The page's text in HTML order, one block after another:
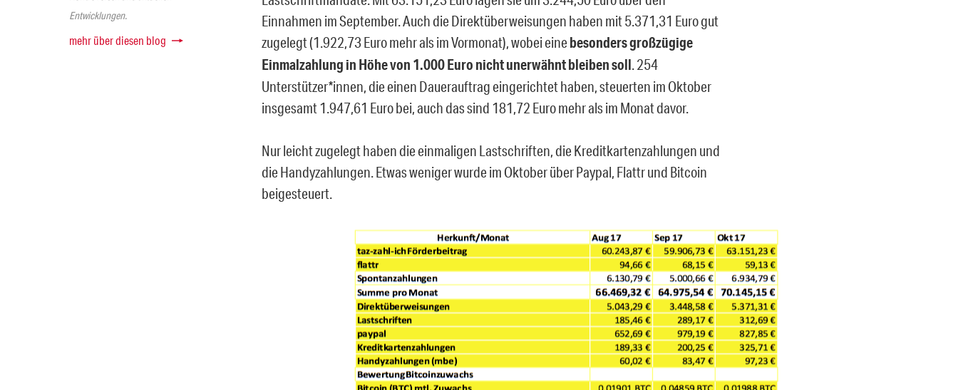
Entwicklungen.
mehr über diesen blog
Einnahmen im September. Auch die Direktüberweisungen haben mit 5.371,31 Euro gut
zugelegt (1.922,73 Euro mehr als im Vormonat), wobei einebesonders großzügige
Einmalzahlung in Höhe von 1.000 Euro nicht unerwähnt bleiben soll. 254
Unterstützer*innen, die einen Dauerauftrag eingerichtet haben, steuerten im Oktober
insgesamt 1.947,61 Euro bei, auch das sind 181,72 Euro mehr als im Monat davor.
Nur leicht zugelegt haben die einmaligen Lastschriften, die Kreditkartenzahlungen und
die Handyzahlungen. Etwas weniger wurde im Oktober über Paypal, Flattr und Bitcoin
beigesteuert.